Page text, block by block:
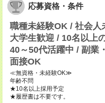
応募資格・条件
職種未経験OK / 社会
大学生歓迎 / 10名以上
40～50代活躍中 / 副業
面接OK
≪無資格・未経験OK≫
年齢不問
★10名以上採用予定
★履歴書は不要です。